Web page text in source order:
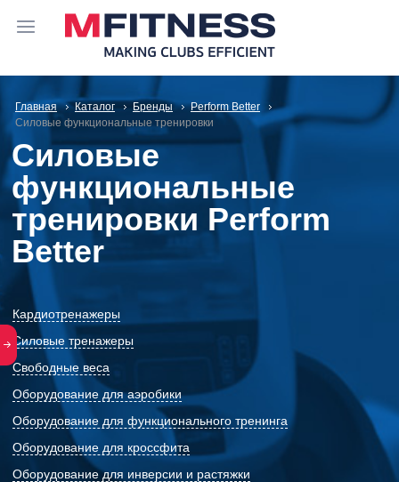
Главная Каталог Бренды
Perform Better
Силовые функциональные тренировки
Силовые
функциональные
тренировки Perform
Better
Кардиотренажеры
Силовые тренажеры
Свободные веса
Оборудование для аэробики
Оборудование для функционального тренинга
Оборудование для кроссфита
Оборудование для инверсии и растяжки